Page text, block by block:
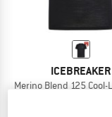
ICEBREAKER
Merino Blend 125